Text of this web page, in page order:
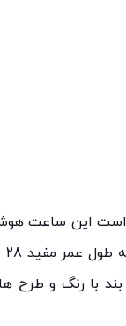
با رنگ و طرح